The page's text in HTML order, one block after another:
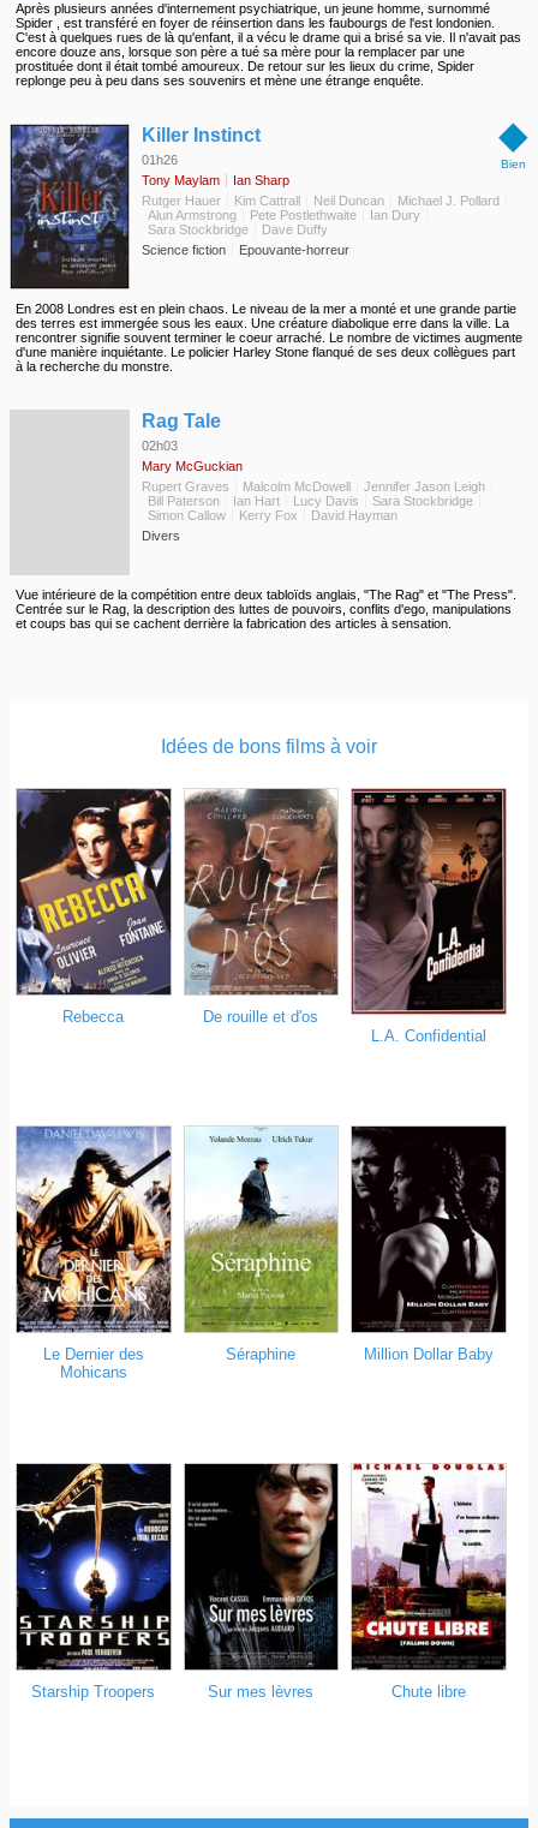
Après plusieurs années d'internement psychiatrique, un jeune homme, surnommé
Spider , est transféré en foyer de réinsertion dans les faubourgs de l'est londonien.
C'est à quelques rues de là qu'enfant, il a vécu le drame qui a brisé sa vie. Il n'avait pas
encore douze ans, lorsque son père a tué sa mère pour la remplacer par une
prostituée dont il était tombé amoureux. De retour sur les lieux du crime, Spider
replonge peu à peu dans ses souvenirs et mène une étrange enquête.
◆
Bien
Killer Instinct
01h26
Tony Maylam
Ian Sharp
Rutger Hauer
Kim Cattrall Neil Duncan
Michael J. Pollard
Alun Armstrong
Pete Postlethwaite
Ian Dury
Sara Stockbridge
Dave Duffy
Science fiction
Epouvante-horreur
En 2008 Londres est en plein chaos. Le niveau de la mer a monté et une grande partie
des terres est immergée sous les eaux. Une créature diabolique erre dans la ville. La
rencontrer signifie souvent terminer le coeur arraché. Le nombre de victimes augmente
d'une manière inquiétante. Le policier Harley Stone flanqué de ses deux collègues part
à la recherche du monstre.
Rag Tale
02h03
Mary McGuckian
Rupert Graves
Malcolm McDowell
Jennifer Jason Leigh
Bill Paterson
Ian Hart Lucy Davis
Sara Stockbridge
Simon Callow
Kerry Fox
David Hayman
Divers
Vue intérieure de la compétition entre deux tabloïds anglais, "The Rag" et "The Press".
Centrée sur le Rag, la description des luttes de pouvoirs, conflits d'ego, manipulations
et coups bas qui se cachent derrière la fabrication des articles à sensation.
Idées de bons films à voir
Rebecca
De rouille et d'os
L.A. Confidential
Le Dernier des
Mohicans
Séraphine Million Dollar Baby
Starship Troopers Sur mes lèvres Chute libre